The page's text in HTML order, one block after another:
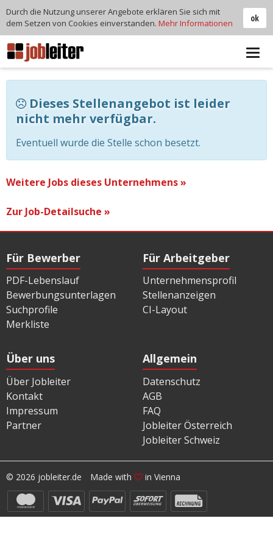
Dieses Stellenangebot ist leider
nicht mehr verfügbar.
Eventuell wurde die Stelle schon besetzt.
Weitere Jobs dieses Unternehmens »
Zur Job-Detailsuche »
Für Bewerber
PDF-Lebenslauf
Bewerbungsunterlagen
Suchprofile
Merkliste
Für Arbeitgeber
Unternehmensprofil
Stellenanzeigen
CI-Layout
Über uns
Über Jobleiter
Kontakt
Impressum
Partner
Allgemein
Datenschutz
AGB
FAQ
Jobleiter Österreich
Jobleiter Schweiz
© 2026 jobleiter.de Made with in Vienna
ok
Durch die Nutzung unserer Angebote erklären Sie sich mit
dem Setzen von Cookies einverstanden. Mehr Informationen